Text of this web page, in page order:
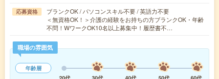
応募資格
ブランクOK / パソコンスキル不要 / 英語力不要
＜無資格OK！＞介護の経験をお持ちの方ブランクOK・年齢
不問！WワークOK10名以上募集中！履歴書不…
職場の雰囲気
年齢層